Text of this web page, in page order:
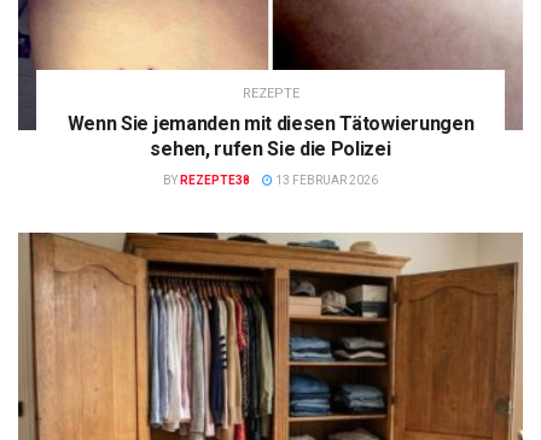
REZEPTE
Wenn Sie jemanden mit diesen Tätowierungen
sehen, rufen Sie die Polizei
BY REZEPTE38 13 FEBRUAR 2026